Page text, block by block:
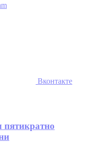
Вконтакте
пятикратно